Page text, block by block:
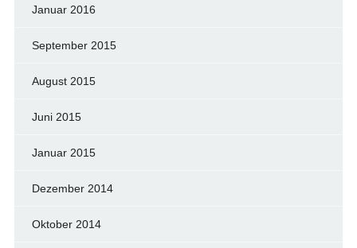
Januar 2016
September 2015
August 2015
Juni 2015
Januar 2015
Dezember 2014
Oktober 2014